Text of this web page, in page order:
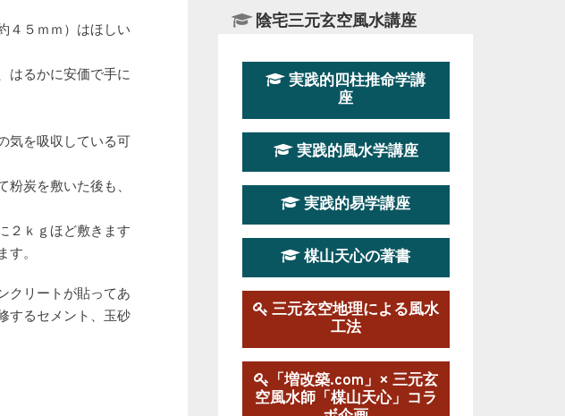
４５ｍｍ）はほしい
はるかに安価で手に
気を吸収している可
炭を敷いた後も、
２ｋｇほど敷きます
。
クリートが貼ってあ
するセメント、玉砂
陰宅三元玄空風水講座
この講座はただ今募集中です。
学講座』
2026-08-22～2026-10-25
この講座はただ今募集中です。
第19期立命塾実践的四柱推
命学講座
2026-03-20～2026-07-19
第１９期立命塾実践的風水
学講座
2025-09-13～2026-03-01
この講座の募集は終了しました。
実践的四柱推命学講
座
実践的風水学講座
実践的易学講座
楳山天心の著書
三元玄空地理による風水
工法
「増改築.com」× 三元玄
空風水師「楳山天心」コラ